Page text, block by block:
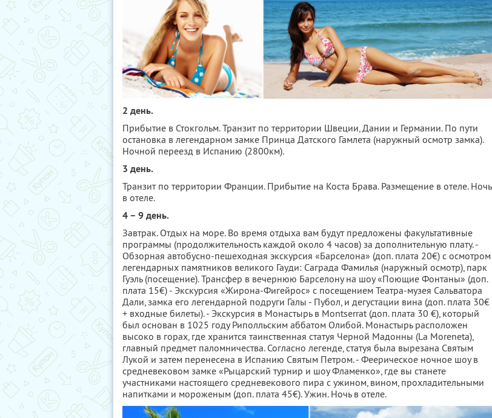
2 день.
Прибытие в Стокгольм. Транзит по территории Швеции, Дании и Германии. По пути
остановка в легендарном замке Принца Датского Гамлета (наружный осмотр замка).
Ночной переезд в Испанию (2800км).
3 день.
Транзит по территории Франции. Прибытие на Коста Брава. Размещение в отеле. Ночь
в отеле.
4 – 9 день.
Завтрак. Отдых на море. Во время отдыха вам будут предложены факультативные
программы (продолжительность каждой около 4 часов) за дополнительную плату. -
Обзорная автобусно-пешеходная экскурсия «Барселона» (доп. плата 20€) с осмотром
легендарных памятников великого Гауди: Саграда Фамилья (наружный осмотр), парк
Гуэль (посещение). Трансфер в вечернюю Барселону на шоу «Поющие Фонтаны» (доп.
плата 15€) - Экскурсия «Жирона-Фигейрос» с посещением Театра-музея Сальватора
Дали, замка его легендарной подруги Галы - Пубол, и дегустации вина (доп. плата 30€
+ входные билеты). - Экскурсия в Монастырь в Montserrat (доп. плата 30 €), который
был основан в 1025 году Риполльским аббатом Олибой. Монастырь расположен
высоко в горах, где хранится таинственная статуя Черной Мадонны (La Moreneta),
главный предмет паломничества. Согласно легенде, статуя была вырезана Святым
Лукой и затем перенесена в Испанию Святым Петром. - Феерическое ночное шоу в
средневековом замке «Рыцарский турнир и шоу Фламенко», где вы станете
участниками настоящего средневекового пира с ужином, вином, прохладительными
напитками и мороженым (доп. плата 45€). Ужин. Ночь в отеле.